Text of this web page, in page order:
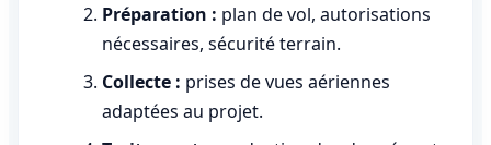
Préparation : plan de vol, autorisations
nécessaires, sécurité terrain.
Collecte : prises de vues aériennes
adaptées au projet.